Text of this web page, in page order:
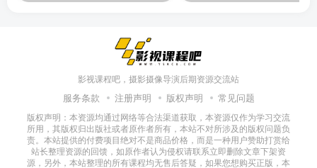
影视课程吧，摄影摄像导演后期资源交流站
服务条款 注册声明 版权声明 常见问题
版权声明：本资源均通过网络等合法渠道获取，本资源仅作为学习交流
所用，其版权归出版社或者原作者所有，本站不对所涉及的版权问题负
责。本站提供的付费项目绝对不是商品价格，而是一种用户赞助打赏给
站长整理资源的回馈，如原作者认为侵权请联系立即删除文章下架资
源，另外，本站整理的所有课程均无售后答疑，如果您想购买正版，本